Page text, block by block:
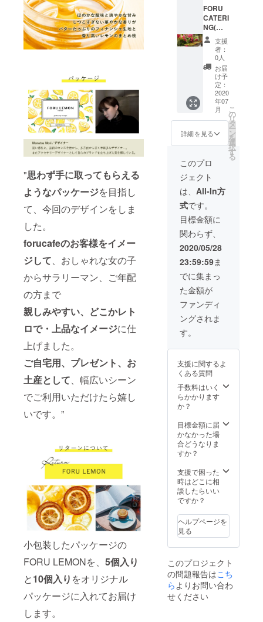
"思わず手に取ってもらえる
ようなパッケージを目指し
て、今回のデザインをしま
した。
forucafeのお客様をイメー
ジして、おしゃれな女の子
からサラリーマン、ご年配
の方まで
親しみやすい、どこかレト
ロで・上品なイメージに仕
上げました。
ご自宅用、プレゼント、お
土産として、幅広いシーン
でご利用いただけたら嬉し
いです。”
小包装したパッケージの
FORU LEMONを、 5個入り
と10個入り をオリジナル
パッケージに入れてお届け
します。
内容を
決定し
ます
は、100
名様分
(お一人
様5~7
品)、50
名様分
(お一人
10~12
品)程度
のご用
意とな
ります *
メール
にてご
ご要望
を伺い
ながら
詳細の
内容を
決定し
ます
ント、
懇親会
などの
お食事
として
ケータ
リング
にお伺
いしま
す *提携
会社
STARMI
NE
PLANNI
NG（
www.st
armine
plannin
g.com/
）さん
による
お花の
空間装
飾を行
います *
基本的
には東
京都内
にお届
けして
います *
デザー
トとし
LEMON
ししま
す *30
～100名
様規模
です *
メール
にてご
を伺い
ながら
詳細の
内容を
ます
FORU
CATERI
NG(フ
ォル・
ケータ
リング)
のオー
ダーメ
イド
ケータ
リング
と空間
装飾 *ご
利用期
限は
3月末 *
ホーム
パー
ティー
やイベ
ント、
懇親会
などの
お食事
として
ケータ
リング
にお伺
いしま
す *提携
会社
STARMI
NE
https://
armine
plannin
g.com/
）さん
空間装
飾を行
います *
京23区
内にお
届けし
ていま
ザート
として
FORU
LEMON
ししま
す
*50~20
0名様規
模のイ
支援
者：
0人
お届
け予
定：
2020
年07
月
詳細を見る
こ
の
リ
タ
ー
ン
を
選
択
す
る
このプロ
ジェクト
は、 All-In方
式です。
目標金額に
関わらず、
2020/05/28
23:59:59ま
でに集まっ
た金額が
ファンディ
ングされま
す。
支援に関するよ
くある質問
手数料はいく
らかかります
か？
目標金額に届
かなかった場
合どうなりま
すか？
支援で困った
時はどこに相
談したらいい
ですか？
ヘルプページを
見る
このプロジェクト
の問題報告はこち
らよりお問い合わ
せください